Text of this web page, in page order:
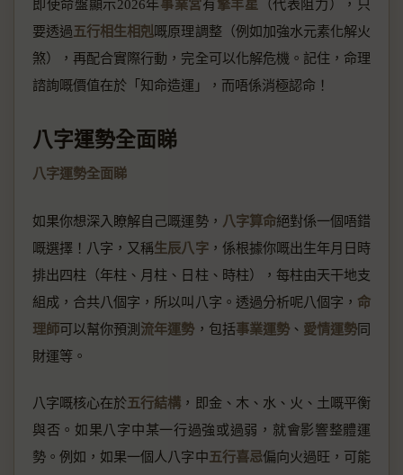
即使命盤顯示2026年事業宮有擎羊星 （代表阻力），只
要透過五行相生相剋嘅原理調整（例如加強水元素化解火
煞），再配合實際行動，完全可以化解危機。記住，命理
諮詢嘅價值在於「知命造運」，而唔係消極認命！
八字運勢全面睇
八字運勢全面睇
如果你想深入瞭解自己嘅運勢， 八字算命絕對係一個唔錯
嘅選擇！八字，又稱生辰八字，係根據你嘅出生年月日時
排出四柱（年柱、月柱、日柱、時柱），每柱由天干地支
組成，合共八個字，所以叫八字。透過分析呢八個字， 命
理師可以幫你預測 流年運勢 ，包括事業運勢、 愛情運勢同
財運等。
八字嘅核心在於五行結構 ，即金、木、水、火、土嘅平衡
與否。如果八字中某一行過強或過弱，就會影響整體運
勢。例如，如果一個人八字中五行喜忌偏向火過旺，可能